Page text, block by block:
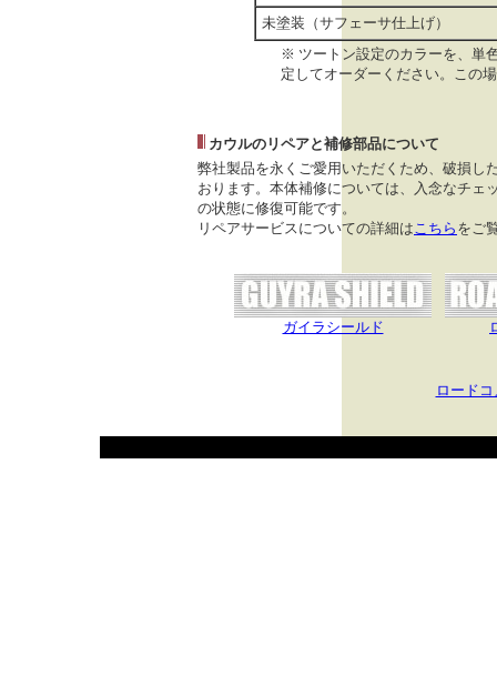
未塗装（サフェーサ仕上げ）
※ ツートン設定のカラーを、単
定してオーダーください。この
カウルのリペアと補修部品について
弊社製品を永くご愛用いただくため、破損し
おります。本体補修については、入念なチェ
の状態に修復可能です。
リペアサービスについての詳細はこちら をご
ガイラシールド
ロード